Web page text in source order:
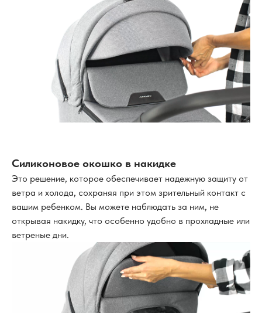
Силиконовое окошко в накидке
Это решение, которое обеспечивает надежную защиту от
ветра и холода, сохраняя при этом зрительный контакт с
вашим ребенком. Вы можете наблюдать за ним, не
открывая накидку, что особенно удобно в прохладные или
ветреные дни.